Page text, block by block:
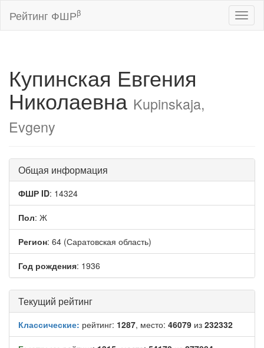
Рейтинг ФШРβ
Купинская Евгения
Николаевна Kupinskaja,
Evgeny
Общая информация
ФШР ID: 14324
Пол: Ж
Регион: 64 (Саратовская область)
Год рождения: 1936
Текущий рейтинг
Классические: рейтинг: 1287, место: 46079 из 232332